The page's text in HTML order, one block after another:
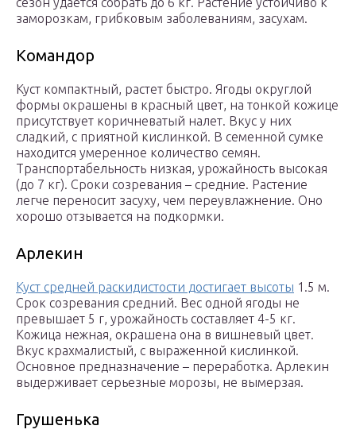
заморозкам, грибковым заболеваниям, засухам.
Командор
Куст компактный, растет быстро. Ягоды округлой
формы окрашены в красный цвет, на тонкой кожице
присутствует коричневатый налет. Вкус у них
сладкий, с приятной кислинкой. В семенной сумке
находится умеренное количество семян.
Транспортабельность низкая, урожайность высокая
(до 7 кг). Сроки созревания – средние. Растение
легче переносит засуху, чем переувлажнение. Оно
хорошо отзывается на подкормки.
Арлекин
Куст средней раскидистости достигает высоты 1.5 м.
Срок созревания средний. Вес одной ягоды не
превышает 5 г, урожайность составляет 4-5 кг.
Кожица нежная, окрашена она в вишневый цвет.
Вкус крахмалистый, с выраженной кислинкой.
Основное предназначение – переработка. Арлекин
выдерживает серьезные морозы, не вымерзая.
Грушенька